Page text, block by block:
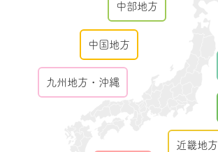
中部地方
近畿地方
中国地方
九州地方・沖縄